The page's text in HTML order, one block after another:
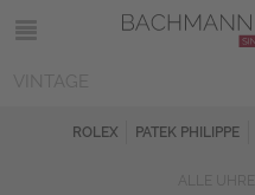
ROLEX PATEK PHILIPPE